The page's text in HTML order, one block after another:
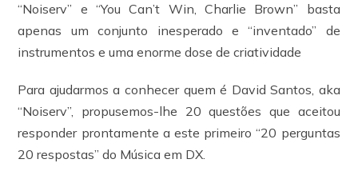
“Noiserv” e “You Can’t Win, Charlie Brown” basta
apenas um conjunto inesperado e “inventado” de
instrumentos e uma enorme dose de criatividade
Para ajudarmos a conhecer quem é David Santos, aka
“Noiserv”, propusemos-lhe 20 questões que aceitou
responder prontamente a este primeiro “20 perguntas
20 respostas” do Música em DX.